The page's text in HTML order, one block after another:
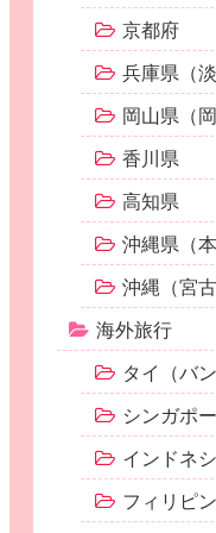
京都府
兵庫県（淡
岡山県（
香川県
高知県
沖縄県（本
沖縄（宮古
海外旅行
タイ（バ
シンガポ
インドネ
フィリピ